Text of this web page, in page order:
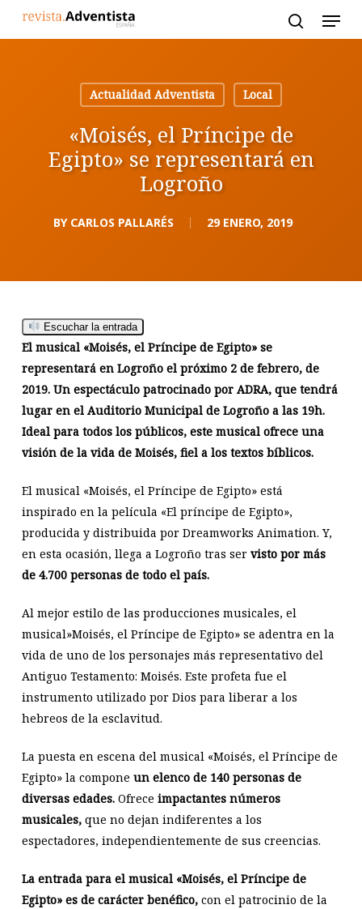
Actualidad Adventista
Local
«Moisés, el Príncipe de
Egipto» se representará en
Logroño
BY CARLOS PALLARÉS 29 ENERO, 2019
Escuchar la entrada
El musical «Moisés, el Príncipe de Egipto» se
representará en Logroño el próximo 2 de febrero, de
2019. Un espectáculo patrocinado por ADRA, que tendrá
lugar en el Auditorio Municipal de Logroño a las 19h.
Ideal para todos los públicos, este musical ofrece una
visión de la vida de Moisés, fiel a los textos bíblicos.
El musical «Moisés, el Príncipe de Egipto» está
inspirado en la película «El príncipe de Egipto»,
producida y distribuida por Dreamworks Animation. Y,
en esta ocasión, llega a Logroño tras ser visto por más
de 4.700 personas de todo el país.
Al mejor estilo de las producciones musicales, el
musical»Moisés, el Príncipe de Egipto» se adentra en la
vida de uno de los personajes más representativo del
Antiguo Testamento: Moisés. Este profeta fue el
instrumento utilizado por Dios para liberar a los
hebreos de la esclavitud.
La puesta en escena del musical «Moisés, el Príncipe de
Egipto» la compone un elenco de 140 personas de
diversas edades. Ofrece impactantes números
musicales,que no dejan indiferentes a los
espectadores, independientemente de sus creencias.
La entrada para el musical «Moisés, el Príncipe de
Egipto» es de carácter benéfico,con el patrocinio de la